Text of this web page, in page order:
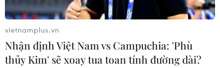
vietnamplus.vn
Nhận định Việt Nam vs Campuchia: 'Phù
thủy Kim' sẽ xoay tua toan tính đường dài?